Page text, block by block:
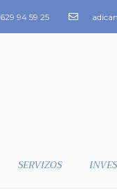
629 94 59 25
SERVIZOS